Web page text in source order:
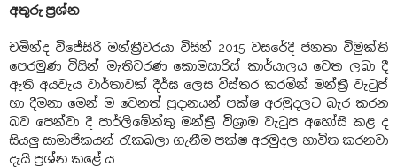
අතුරු ප්‍රශ්න
චමින්ද විජේසිරි මන්ත්‍රීවරයා විසින් 2015 වසරේදී ජනතා විමුක්ති
පෙරමුණ විසින් මැතිවරණ කොමසාරිස් කාර්යාලය වෙත ලබා දී
ඇති අයවැය වාර්තාවක් දීර්ඝ ලෙස විස්තර කරමින් මන්ත්‍රී වැටුප්
හා දීමනා මෙන් ම වෙනත් ප්‍රදානයන් පක්ෂ අරමුදලට බැර කරන
බව පෙන්වා දී පාර්ලිමේන්තු මන්ත්‍රී විශ්‍රාම වැටුප අහෝසි කළ ද
සියලු සාමාජිකයන් රැකබලා ගැනීම පක්ෂ අරමුදල භාවිත කරනවා
දැයි ප්‍රශ්න කළේ ය.